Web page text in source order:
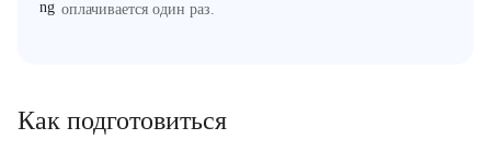
оплачивается один раз.
Как подготовиться